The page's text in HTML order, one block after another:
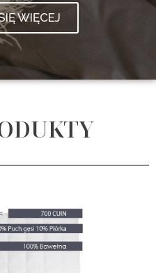
WIĘCEJ